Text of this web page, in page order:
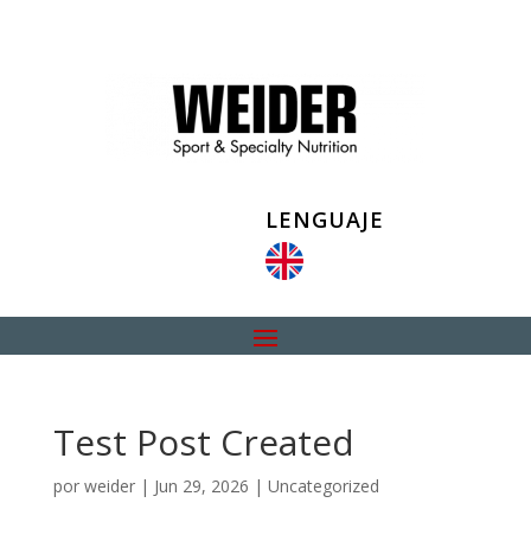
LENGUAJE
Test Post Created
por weider| Jun 29, 2026 | Uncategorized